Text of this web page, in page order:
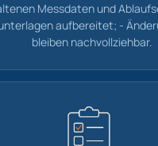
Messdaten und
aufbereitet; -
bleiben nachvollziehbar.